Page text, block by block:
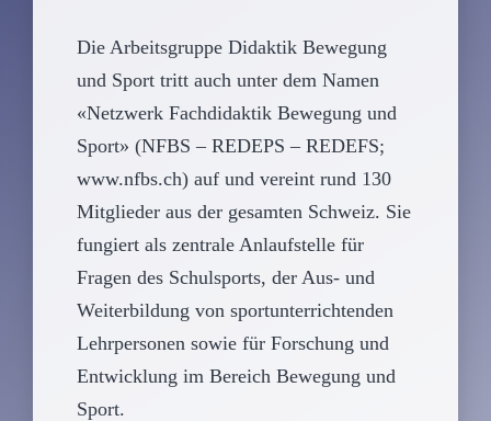
Die Arbeitsgruppe Didaktik Bewegung
und Sport tritt auch unter dem Namen
«Netzwerk Fachdidaktik Bewegung und
Sport» (NFBS – REDEPS – REDEFS;
www.nfbs.ch) auf und vereint rund 130
Mitglieder aus der gesamten Schweiz. Sie
fungiert als zentrale Anlaufstelle für
Fragen des Schulsports, der Aus- und
Weiterbildung von sportunterrichtenden
Lehrpersonen sowie für Forschung und
Entwicklung im Bereich Bewegung und
Sport.